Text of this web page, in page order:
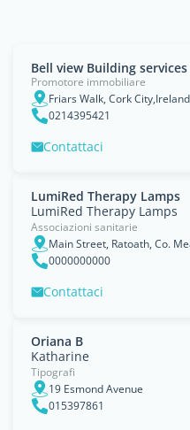
Bell view Building services
Promotore immobiliare
Friars Walk, Cork
0214395421
Contattaci
LumiRed Therapy Lamps
LumiRed Therapy Lamps
Associazioni sanitarie
Main Street, Ratoath, Co.
0000000000
Contattaci
Oriana B
Katharine
Tipografi
19 Esmond Avenue
015397861